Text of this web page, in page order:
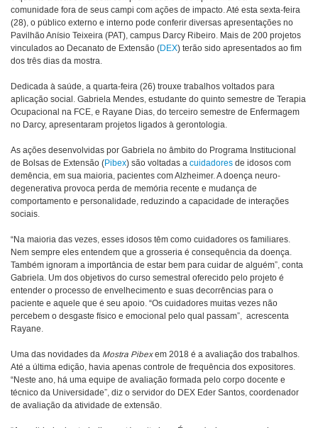
comunidade fora de seus campi com ações de impacto. Até esta sexta-feira
(28), o público externo e interno pode conferir diversas apresentações no
Pavilhão Anísio Teixeira (PAT), campus Darcy Ribeiro. Mais de 200 projetos
vinculados ao Decanato de Extensão (DEX) terão sido apresentados ao fim
dos três dias da mostra.
Dedicada à saúde, a quarta-feira (26) trouxe trabalhos voltados para
aplicação social. Gabriela Mendes, estudante do quinto semestre de Terapia
Ocupacional na FCE, e Rayane Dias, do terceiro semestre de Enfermagem
no Darcy, apresentaram projetos ligados à gerontologia.
As ações desenvolvidas por Gabriela no âmbito do Programa Institucional
de Bolsas de Extensão (Pibex) são voltadas a cuidadores de idosos com
demência, em sua maioria, pacientes com Alzheimer. A doença neuro-
degenerativa provoca perda de memória recente e mudança de
comportamento e personalidade, reduzindo a capacidade de interações
sociais.
“Na maioria das vezes, esses idosos têm como cuidadores os familiares.
Nem sempre eles entendem que a grosseria é consequência da doença.
Também ignoram a importância de estar bem para cuidar de alguém”, conta
Gabriela. Um dos objetivos do curso semestral oferecido pelo projeto é
entender o processo de envelhecimento e suas decorrências para o
paciente e aquele que é seu apoio. “Os cuidadores muitas vezes não
percebem o desgaste físico e emocional pelo qual passam”, acrescenta
Rayane.
Uma das novidades da Mostra Pibexem 2018 é a avaliação dos trabalhos.
Até a última edição, havia apenas controle de frequência dos expositores.
“Neste ano, há uma equipe de avaliação formada pelo corpo docente e
técnico da Universidade”, diz o servidor do DEX Eder Santos, coordenador
de avaliação da atividade de extensão.